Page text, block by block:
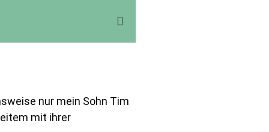
nur mein Sohn Tim
mit ihrer